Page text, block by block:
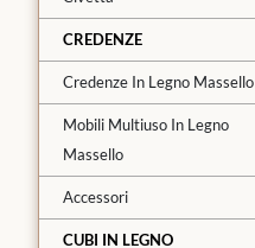
CREDENZE
Credenze In Legno Massello
Mobili Multiuso In Legno
Massello
Accessori
CUBI IN LEGNO